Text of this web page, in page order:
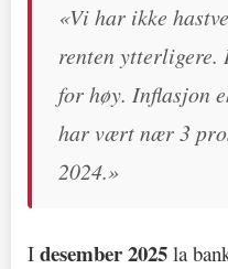
«Vi har ikke
renten
for høy. Inflasjon
har vært nær 3
2024.»
I desember 2025 la